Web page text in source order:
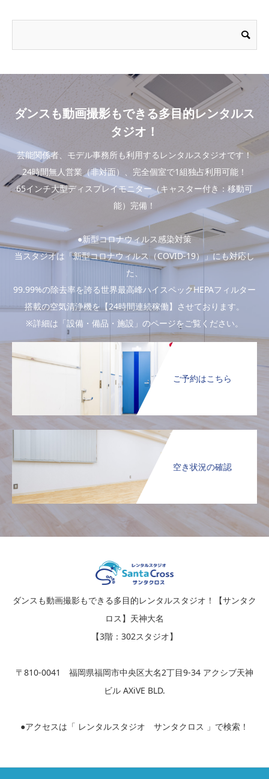
ダンスも動画撮影もできる多目的レンタルス
タジオ！
芸能関係者、モデル事務所も利用するレンタルスタジオです！
24時間無人営業（非対面）、完全個室で1組独占利用可能！
65インチ大型ディスプレイモニター（キャスター付き：移動可
能）完備！
●新型コロナウィルス感染対策
当スタジオは「新型コロナウィルス（COVID-19）」にも対応し
た、
99.99%の除去率を誇る世界最高峰ハイスペックHEPAフィルター
搭載の空気清浄機を【24時間連続稼働】させております。
※詳細は「設備・備品・施設」のページをご覧ください。
ご予約はこちら
空き状況の確認
ダンスも動画撮影もできる多目的レンタルスタジオ！【サンタク
ロス】天神大名
【3階：302スタジオ】
〒810-0041 福岡県福岡市中央区大名2丁目9-34 アクシブ天神
ビル AXiVE BLD.
●アクセスは「 レンタルスタジオ サンタクロス 」で検索！